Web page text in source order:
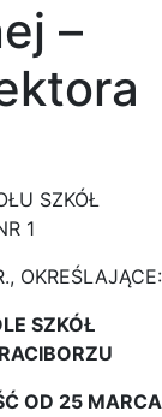
–
SZKÓŁ
1
OKREŚLAJĄCE:
SZKÓŁ
OD 25 MARCA